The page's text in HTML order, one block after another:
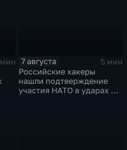
7 августа
5 мин
Российские хакеры
нашли подтверждение
участия НАТО в ударах по